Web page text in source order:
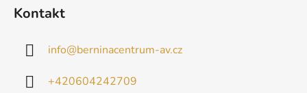
Kontakt
info@berninacentrum-av.cz
+420604242709